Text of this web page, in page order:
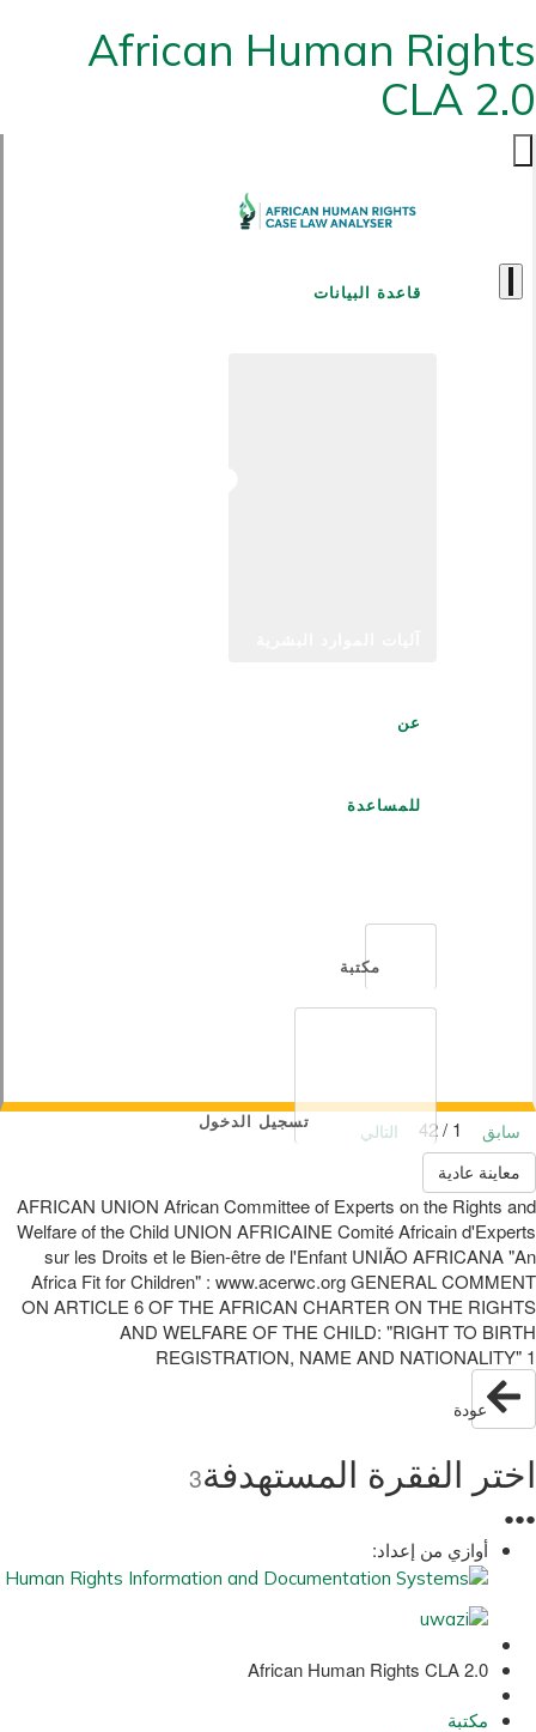
African Human Rights
CLA 2.0
قاعدة البيانات
عن
للمساعدة
مكتبة
تسجيل الدخول سابق
التالي
معاينة عادية
AFRICAN UNION African Committee of Experts on the Rights and
Welfare of the Child UNION AFRICAINE Comité Africain d'Experts
sur les Droits et le Bien-être de l'Enfant UNIÃO AFRICANA "An
Africa Fit for Children" : www.acerwc.org GENERAL COMMENT
ON ARTICLE 6 OF THE AFRICAN CHARTER ON THE RIGHTS
AND WELFARE OF THE CHILD: "RIGHT TO BIRTH
REGISTRATION, NAME AND NATIONALITY" 1
عودة
اختر الفقرة المستهدفة3
●
●
●
أوازي من إعداد:
African Human Rights CLA 2.0
مكتبة